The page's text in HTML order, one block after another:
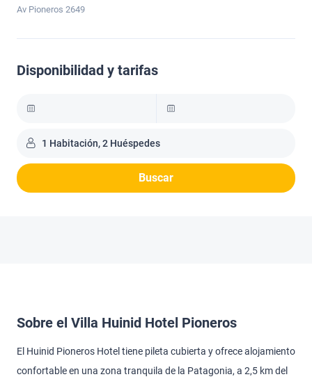
Av Pioneros 2649
Disponibilidad y tarifas
1 Habitación, 2 Huéspedes
Buscar
Sobre el Villa Huinid Hotel Pioneros
El Huinid Pioneros Hotel tiene pileta cubierta y ofrece alojamiento
confortable en una zona tranquila de la Patagonia, a 2,5 km del